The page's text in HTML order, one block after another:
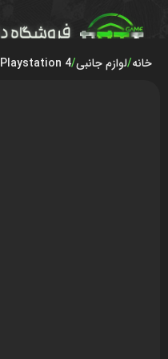
خانه لوازم جانبی Playstation 4